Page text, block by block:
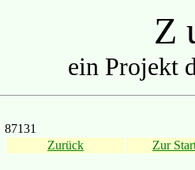
Z
ein Projekt
87131
Zurück
Zur